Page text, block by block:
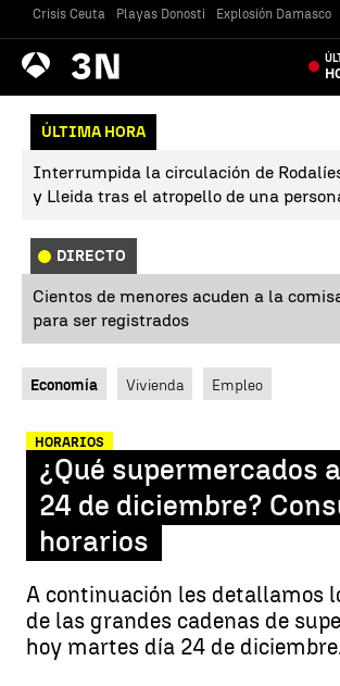
Crisis Ceuta Playas Donosti Explosión Damasco
Antena
3 Noticias
ÚLTIMA HORA
Interrumpida la circulación de
y Lleida tras el atropello de una
DIRECTO
Cientos de menores acuden a la
para ser registrados
Economía Vivienda Empleo
HORARIOS
¿Qué supermercados
24 de diciembre?
horarios
A continuación les detallamos
de las grandes cadenas de
hoy martes día 24 de